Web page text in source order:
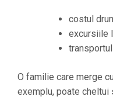
costul
excursiile
O familie care merge
exemplu, poate